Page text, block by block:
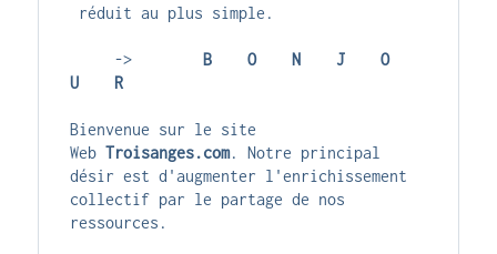
réduit au plus simple.
     ->
B    O    N    J    O
U    R
Bienvenue sur le site
Web Troisanges.com. Notre principal
désir est d'augmenter l'enrichissement
collectif par le partage de nos
ressources.